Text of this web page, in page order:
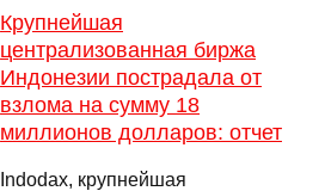
Крупнейшая
централизованная биржа
Индонезии пострадала от
взлома на сумму 18
миллионов долларов: отчет
Indodax, крупнейшая